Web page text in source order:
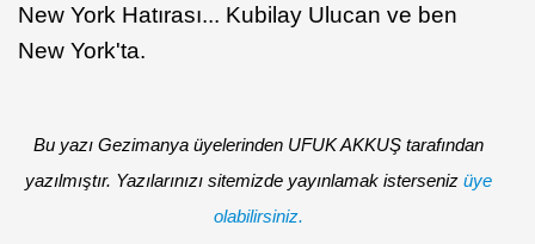
New York Hatırası... Kubilay Ulucan ve ben
New York'ta.
Bu yazı Gezimanya üyelerinden UFUK AKKUŞ tarafından
yazılmıştır. Yazılarınızı sitemizde yayınlamak isterseniz üye
olabilirsiniz.